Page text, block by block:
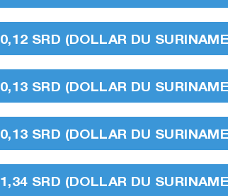
0,12 SRD (DOLLAR DU
0,13 SRD (DOLLAR DU
0,13 SRD (DOLLAR DU
1,34 SRD (DOLLAR DU